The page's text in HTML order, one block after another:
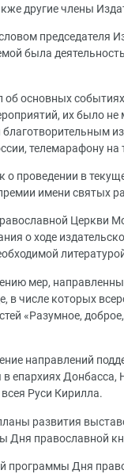
другие члены
председателя
была
об основных
их было
телемарафону на
проведении в
имени святых
Церкви
о ходе
мер,
числе которых
«Разумное,
направлений
в епархиях
Руси Кирилла.
развития
Дня православной
программы Дня